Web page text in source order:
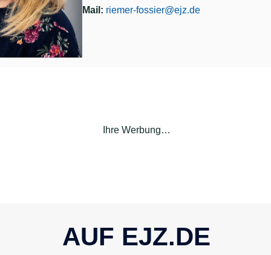
Mail: riemer-fossier@ejz.de
Ihre Werbung…
AUF EJZ.DE